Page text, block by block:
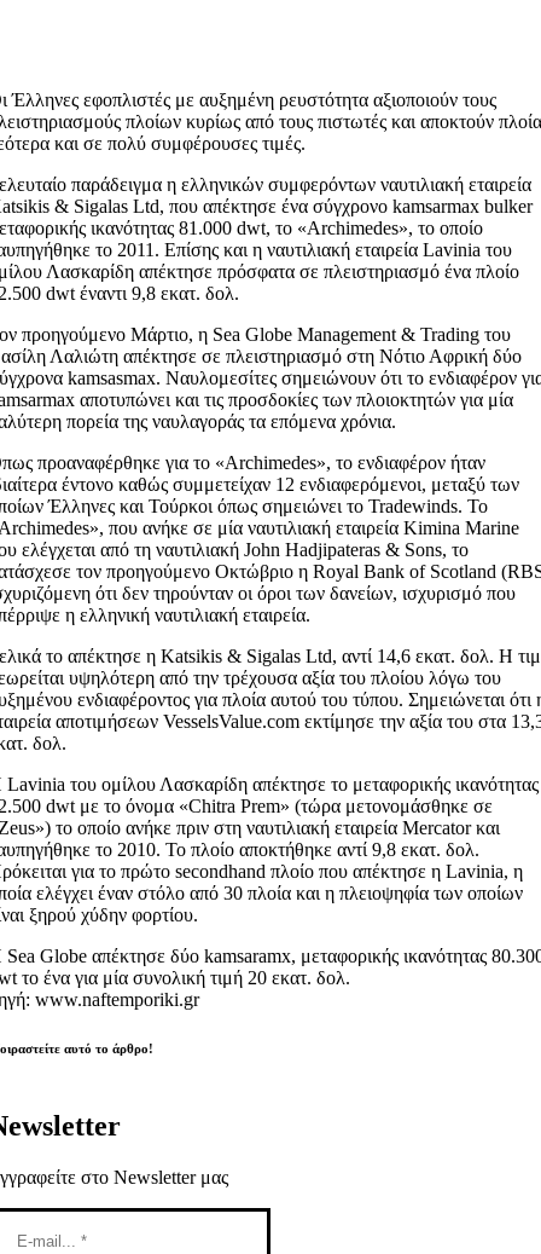
Έλληνες εφοπλιστές με αυξημένη ρευστότητα αξιοποιούν τους
πλοίων κυρίως από τους πιστωτές και αποκτούν
και σε πολύ συμφέρουσες τιμές.
παράδειγμα η ελληνικών συμφερόντων ναυτιλιακή εταιρεία
& Sigalas Ltd, που απέκτησε ένα σύγχρονο kamsarmax bulker
ικανότητας 81.000 dwt, το «Archimedes», το οποίο
το 2011. Επίσης και η ναυτιλιακή εταιρεία Lavinia του
Λασκαρίδη απέκτησε πρόσφατα σε πλειστηριασμό ένα πλοίο
dwt έναντι 9,8 εκατ. δολ.
προηγούμενο Μάρτιο, η Sea Globe Management & Trading του
Λαλιώτη απέκτησε σε πλειστηριασμό στη Νότιο Αφρική δύο
kamsasmax. Ναυλομεσίτες σημειώνουν ότι το ενδιαφέρον
αποτυπώνει και τις προσδοκίες των πλοιοκτητών για μία
πορεία της ναυλαγοράς τα επόμενα χρόνια.
προαναφέρθηκε για το «Archimedes», το ενδιαφέρον ήταν
έντονο καθώς συμμετείχαν 12 ενδιαφερόμενοι, μεταξύ των
Έλληνες και Τούρκοι όπως σημειώνει το Tradewinds. To
που ανήκε σε μία ναυτιλιακή εταιρεία Kimina Marine
ελέγχεται από τη ναυτιλιακή John Hadjipateras & Sons, το
τον προηγούμενο Οκτώβριο η Royal Bank of Scotland
ότι δεν τηρούνταν οι όροι των δανείων, ισχυρισμό που
η ελληνική ναυτιλιακή εταιρεία.
το απέκτησε η Katsikis & Sigalas Ltd, αντί 14,6 εκατ. δολ. Η
υψηλότερη από την τρέχουσα αξία του πλοίου λόγω του
ενδιαφέροντος για πλοία αυτού του τύπου. Σημειώνεται ότι
αποτιμήσεων VesselsValue.com εκτίμησε την αξία του στα
δολ.
του ομίλου Λασκαρίδη απέκτησε το μεταφορικής ικανότητας
dwt με το όνομα «Chitra Prem» (τώρα μετονομάσθηκε σε
το οποίο ανήκε πριν στη ναυτιλιακή εταιρεία Mercator και
το 2010. Το πλοίο αποκτήθηκε αντί 9,8 εκατ. δολ.
για το πρώτο secondhand πλοίο που απέκτησε η Lavinia, η
ελέγχει έναν στόλο από 30 πλοία και η πλειοψηφία των οποίων
ξηρού χύδην φορτίου.
Globe απέκτησε δύο kamsaramx, μεταφορικής ικανότητας
το ένα για μία συνολική τιμή 20 εκατ. δολ.
www.naftemporiki.gr
αυτό το άρθρο!
στο Newsletter μας